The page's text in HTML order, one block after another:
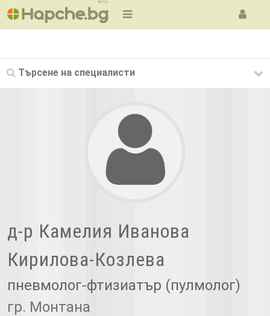
BETA
Търсене на специалисти
д-р Камелия Иванова
Кирилова-Козлева
пневмолог-фтизиатър (пулмолог)
гр. Монтана